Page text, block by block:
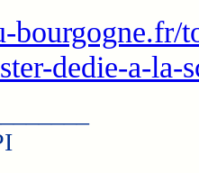
bourgogne.fr/
dedie-a-la-